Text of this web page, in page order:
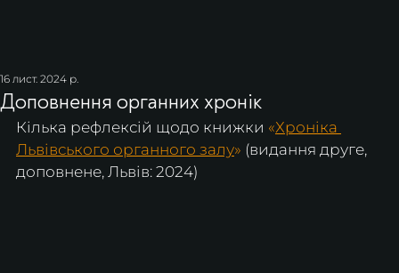
Доповнення органних хронік
16 лист. 2024 р.
Кілька рефлексій щодо книжки «Хроніка
Львівського органного залу» (видання друге,
доповнене, Львів: 2024)